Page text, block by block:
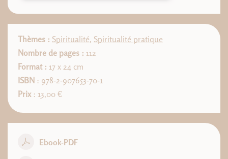
Thèmes : Spiritualité, Spiritualité pratique
Nombre de pages : 112
Format : 17 x 24 cm
ISBN : 978-2-907653-70-1
Prix : 13,00 €
Ebook-PDF